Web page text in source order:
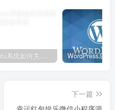
Ubuntu系统如何关闭防火墙
下一篇